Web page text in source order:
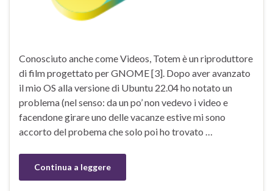
Conosciuto anche come Videos, Totem è un riproduttore
di film progettato per GNOME [3]. Dopo aver avanzato
il mio OS alla versione di Ubuntu 22.04 ho notato un
problema (nel senso: da un po’ non vedevo i video e
facendone girare uno delle vacanze estive mi sono
accorto del probema che solo poi ho trovato …
Continua a leggere